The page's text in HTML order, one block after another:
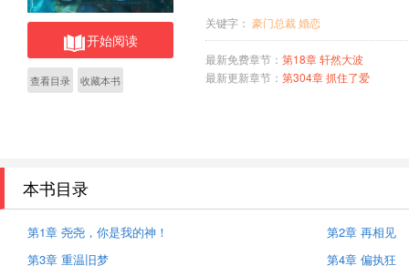
开始阅读
查看目录 收藏本书
关键字： 豪门总裁婚恋
最新免费章节： 第18章 轩然大波
最新更新章节： 第304章 抓住了爱
本书目录
第1章 尧尧，你是我的神！
第2章 再相见
第3章 重温旧梦
第4章 偏执狂